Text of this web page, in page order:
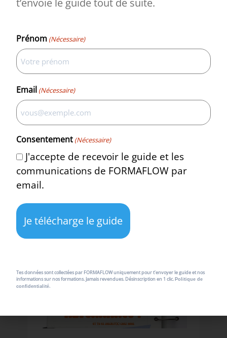
COMBIEN TE COÛTE
RÉELLEMENT TON
23
2026
t’envoie le guide tout de suite.
Prénom (Nécessaire)
Email (Nécessaire)
Consentement (Nécessaire)
J'accepte de recevoir le guide et les
communications de FORMAFLOW par
email.
Tes données sont collectées par FORMAFLOW uniquement pour t’envoyer le guide et nos
informations sur nos formations. Jamais revendues. Désinscription en 1 clic. Politique de
confidentialité.